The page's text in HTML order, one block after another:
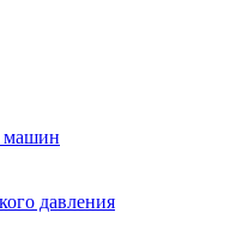
машин
давления